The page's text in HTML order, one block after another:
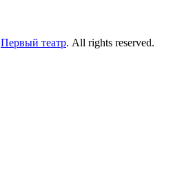
Первый театр. All rights reserved.